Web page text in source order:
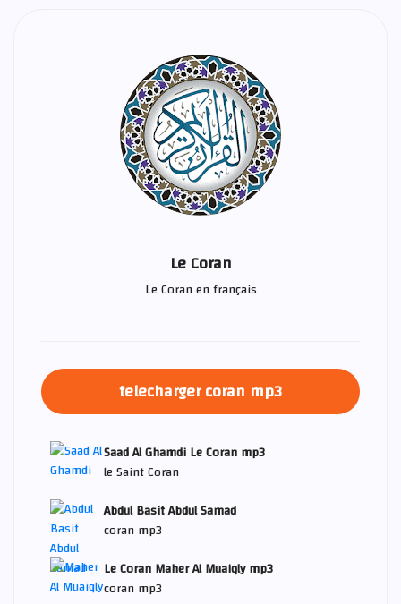
Le Coran
Le Coran en français
telecharger coran mp3
Saad Al Ghamdi Le Coran mp3
le Saint Coran
Abdul Basit Abdul Samad
coran mp3
Le Coran Maher Al Muaiqly mp3
coran mp3